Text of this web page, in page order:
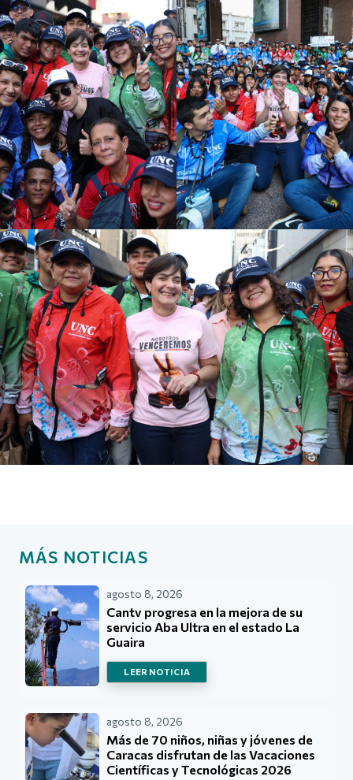
MÁS NOTICIAS
agosto 8, 2026
Cantv progresa en la mejora de su
servicio Aba Ultra en el estado La
Guaira
LEER NOTICIA
agosto 8, 2026
Más de 70 niños, niñas y jóvenes de
Caracas disfrutan de las Vacaciones
Científicas y Tecnológicas 2026